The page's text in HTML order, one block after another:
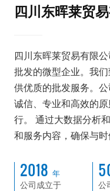
四川东晖莱贸
四川东晖莱贸易有限
批发的微型企业。我
供优质的批发服务。
诚信、专业和高效的
行。 通过大数据分析
和服务内容，确保与时
2018 年
公司成立于 公